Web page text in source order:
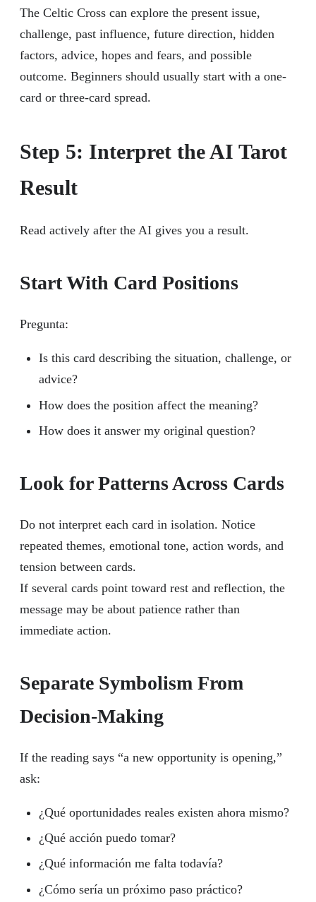
The Celtic Cross can explore the present issue,
challenge, past influence, future direction, hidden
factors, advice, hopes and fears, and possible
outcome. Beginners should usually start with a one-
card or three-card spread.
Step 5: Interpret the AI Tarot
Result
Read actively after the AI gives you a result.
Start With Card Positions
Pregunta:
Is this card describing the situation, challenge, or
advice?
How does the position affect the meaning?
How does it answer my original question?
Look for Patterns Across Cards
Do not interpret each card in isolation. Notice
repeated themes, emotional tone, action words, and
tension between cards.
If several cards point toward rest and reflection, the
message may be about patience rather than
immediate action.
Separate Symbolism From
Decision-Making
If the reading says “a new opportunity is opening,”
ask:
¿Qué oportunidades reales existen ahora mismo?
¿Qué acción puedo tomar?
¿Qué información me falta todavía?
¿Cómo sería un próximo paso práctico?